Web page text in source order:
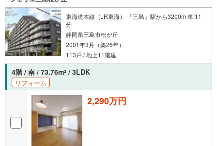
東海道本線（JR東海） 「三島」駅から3200m 車:11
分
静岡県三島市松が丘
2001年3月（築26年）
113戸 / 地上11階建
4階 / 南 / 73.76m2 / 3LDK
リフォーム
2,290万円